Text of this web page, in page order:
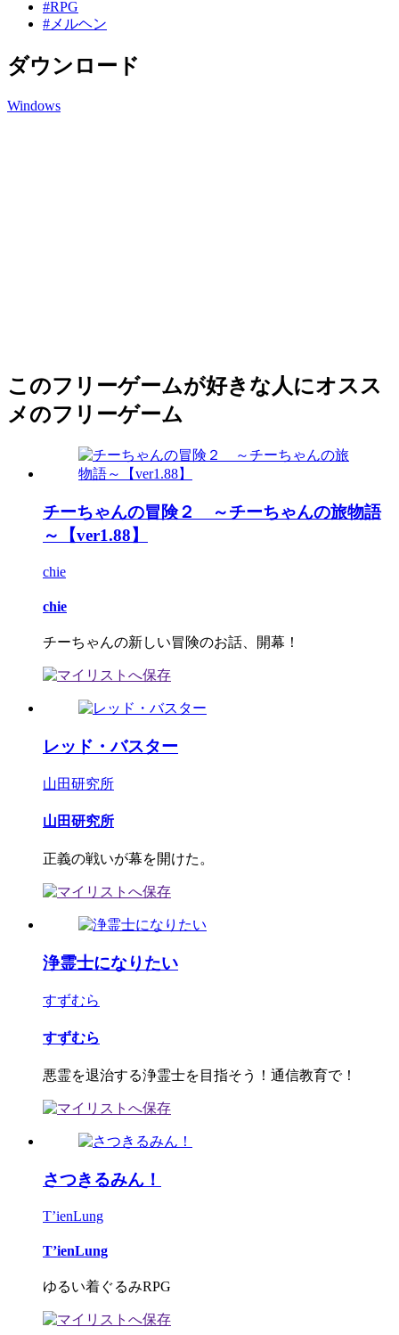
#RPG
#メルヘン
ダウンロード
Windows
このフリーゲームが好きな人にオスス
メのフリーゲーム
チーちゃんの冒険２ ～チーちゃんの旅物語
～【ver1.88】
chie
chie
チーちゃんの新しい冒険のお話、開幕！
レッド・バスター
山田研究所
山田研究所
正義の戦いが幕を開けた。
浄霊士になりたい
すずむら
すずむら
悪霊を退治する浄霊士を目指そう！通信教育で！
さつきるみん！
T’ienLung
T’ienLung
ゆるい着ぐるみRPG